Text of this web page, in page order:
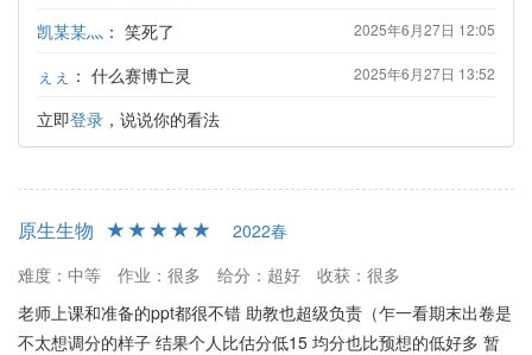
凯某某灬 ： 笑死了 2025年6月27日 12:05
ぇぇ ： 什么赛博亡灵 2025年6月27日 13:52
立即登录 ，说说你的看法
原生生物
2022春
难度：中等
作业：很多 给分：超好
收获：很多
老师上课和准备的ppt都很不错 助教也超级负责（乍一看期末出卷是
不太想调分的样子 结果个人比估分低15 均分也比预想的低好多 暂